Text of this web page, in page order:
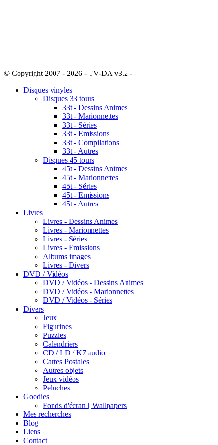
© Copyright 2007 - 2026 - TV-DA v3.2 -
Disques vinyles
Disques 33 tours
33t - Dessins Animes
33t - Marionnettes
33t - Séries
33t - Emissions
33t - Compilations
33t - Autres
Disques 45 tours
45t - Dessins Animes
45t - Marionnettes
45t - Séries
45t - Emissions
45t - Autres
Livres
Livres - Dessins Animes
Livres - Marionnettes
Livres - Séries
Livres - Emissions
Albums images
Livres - Divers
DVD / Vidéos
DVD / Vidéos - Dessins Animes
DVD / Vidéos - Marionnettes
DVD / Vidéos - Séries
Divers
Jeux
Figurines
Puzzles
Calendriers
CD / LD / K7 audio
Cartes Postales
Autres objets
Jeux vidéos
Peluches
Goodies
Fonds d'écran || Wallpapers
Mes recherches
Blog
Liens
Contact